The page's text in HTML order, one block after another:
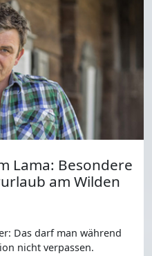
Lama: Besondere
am Wilden
Das darf man während
nicht verpassen.